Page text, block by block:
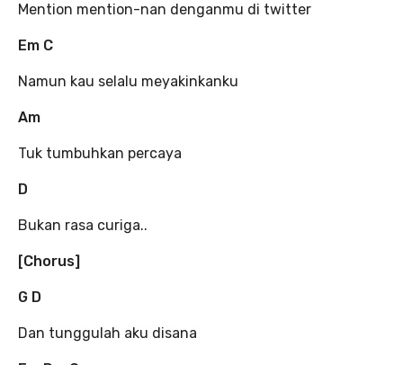
Mention mention-nan denganmu di twitter
Em C
Namun kau selalu meyakinkanku
Am
Tuk tumbuhkan percaya
D
Bukan rasa curiga..
[Chorus]
G D
Dan tunggulah aku disana